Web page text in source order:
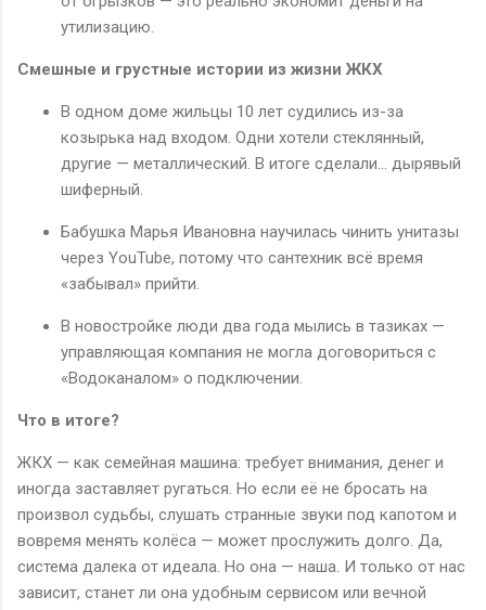
утилизацию.
Смешные и грустные истории из жизни ЖКХ
В одном доме жильцы 10 лет судились из-за
козырька над входом. Одни хотели стеклянный,
другие — металлический. В итоге сделали… дырявый
шиферный.
Бабушка Марья Ивановна научилась чинить унитазы
через YouTube, потому что сантехник всё время
«забывал» прийти.
В новостройке люди два года мылись в тазиках —
управляющая компания не могла договориться с
«Водоканалом» о подключении.
Что в итоге?
ЖКХ — как семейная машина: требует внимания, денег и
иногда заставляет ругаться. Но если её не бросать на
произвол судьбы, слушать странные звуки под капотом и
вовремя менять колёса — может прослужить долго. Да,
система далека от идеала. Но она — наша. И только от нас
зависит, станет ли она удобным сервисом или вечной